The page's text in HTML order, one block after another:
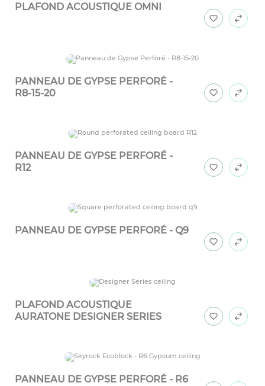
PLAFOND ACOUSTIQUE OMNI
PANNEAU DE GYPSE PERFORÉ -
R8-15-20
PANNEAU DE GYPSE PERFORÉ -
R12
PANNEAU DE GYPSE PERFORÉ - Q9
PLAFOND ACOUSTIQUE
AURATONE DESIGNER SERIES
PANNEAU DE GYPSE PERFORÉ - R6